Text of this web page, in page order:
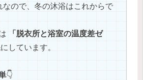
なので、冬の沐浴はこれからで
「脱衣所と浴室の温度差ゼ
しています。
👇